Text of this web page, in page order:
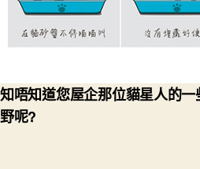
知唔知道您屋企那位貓星人的
野呢?